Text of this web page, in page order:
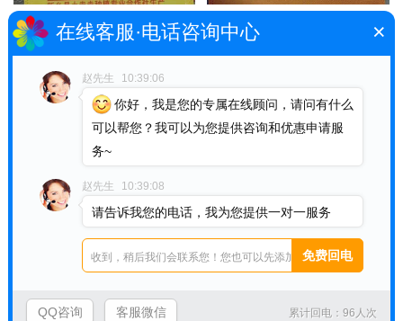
丝印小米袋2.5kg 5斤小米袋
订做厂家
价格：
胶印小米袋厂家订制 2.5kg
小米袋 5斤小米袋订做
2.5kg高档彩印覆膜小米袋定
在线客服·电话咨询中心 ×
赵先生 10:39:06
你好，我是您的专属在线顾问，请问有什么
可以帮您？我可以为您提供咨询和优惠申请服
务~
赵先生 10:39:08
请告诉我您的电话，我为您提供一对一服务
累计回电：96人次
QQ咨询 客服微信